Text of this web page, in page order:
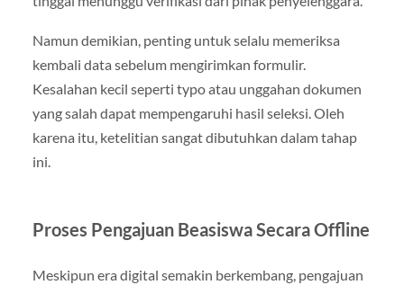
Namun demikian, penting untuk selalu memeriksa
kembali data sebelum mengirimkan formulir.
Kesalahan kecil seperti typo atau unggahan dokumen
yang salah dapat mempengaruhi hasil seleksi. Oleh
karena itu, ketelitian sangat dibutuhkan dalam tahap
ini.
Proses Pengajuan Beasiswa Secara Offline
Meskipun era digital semakin berkembang, pengajuan